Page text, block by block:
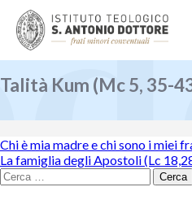
Talità Kum (Mc 5, 35-
Navigazione
articoli
Chi è mia madre e chi sono i miei
La famiglia degli Apostoli (Lc
Ricerca
per: